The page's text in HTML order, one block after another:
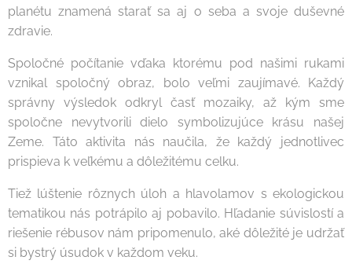
planétu znamená starať sa aj o seba a svoje duševné
zdravie.
Spoločné počítanie vďaka ktorému pod našimi rukami
vznikal spoločný obraz, bolo veľmi zaujímavé. Každý
správny výsledok odkryl časť mozaiky, až kým sme
spoločne nevytvorili dielo symbolizujúce krásu našej
Zeme. Táto aktivita nás naučila, že každý jednotlivec
prispieva k veľkému a dôležitému celku.
Tiež lúštenie rôznych úloh a hlavolamov s ekologickou
tematikou nás potrápilo aj pobavilo. Hľadanie súvislostí a
riešenie rébusov nám pripomenulo, aké dôležité je udržať
si bystrý úsudok v každom veku.